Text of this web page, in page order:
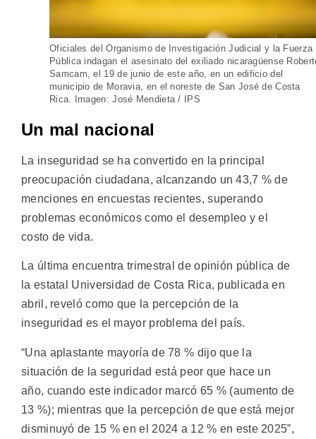
Oficiales del Organismo de Investigación Judicial y la Fuerza
Pública indagan el asesinato del exiliado nicaragüense
Samcam, el 19 de junio de este año, en un edificio del
municipio de Moravia, en el noreste de San José de Costa
Rica. Imagen: José Mendieta / IPS
Un mal nacional
La inseguridad se ha convertido en la principal
preocupación ciudadana, alcanzando un 43,7 % de
menciones en encuestas recientes, superando
problemas económicos como el desempleo y el
costo de vida.
La última encuentra trimestral de opinión pública de
la estatal Universidad de Costa Rica, publicada en
abril, reveló como que la percepción de la
inseguridad es el mayor problema del país.
“Una aplastante mayoría de 78 % dijo que la
situación de la seguridad está peor que hace un
año, cuando este indicador marcó 65 % (aumento de
13 %); mientras que la percepción de que está mejor
disminuyó de 15 % en el 2024 a 12 % en este 2025”,